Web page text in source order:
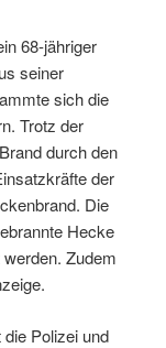
68-jähriger
seiner
sich die
Trotz der
durch den
der
Die
Hecke
Zudem
Polizei und